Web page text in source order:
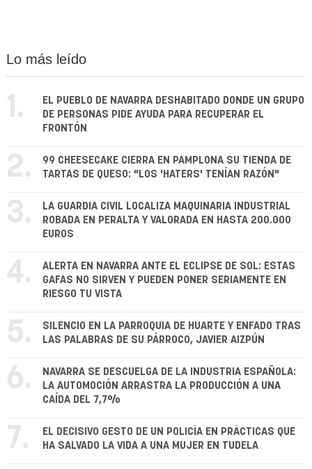
Lo más leído
1.
EL PUEBLO DE NAVARRA DESHABITADO DONDE UN GRUPO
DE PERSONAS PIDE AYUDA PARA RECUPERAR EL
FRONTÓN
2.
99 CHEESECAKE CIERRA EN PAMPLONA SU TIENDA DE
TARTAS DE QUESO: "LOS 'HATERS' TENÍAN RAZÓN"
3.
LA GUARDIA CIVIL LOCALIZA MAQUINARIA INDUSTRIAL
ROBADA EN PERALTA Y VALORADA EN HASTA 200.000
EUROS
4.
ALERTA EN NAVARRA ANTE EL ECLIPSE DE SOL: ESTAS
GAFAS NO SIRVEN Y PUEDEN PONER SERIAMENTE EN
RIESGO TU VISTA
5.
SILENCIO EN LA PARROQUIA DE HUARTE Y ENFADO TRAS
LAS PALABRAS DE SU PÁRROCO, JAVIER AIZPÚN
6.
NAVARRA SE DESCUELGA DE LA INDUSTRIA ESPAÑOLA:
LA AUTOMOCIÓN ARRASTRA LA PRODUCCIÓN A UNA
CAÍDA DEL 7,7%
7.
EL DECISIVO GESTO DE UN POLICÍA EN PRÁCTICAS QUE
HA SALVADO LA VIDA A UNA MUJER EN TUDELA